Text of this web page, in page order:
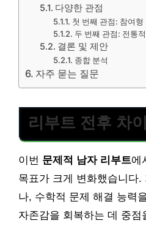
다양한 관점
첫 번째 관점: 참여형
두 번째 관점: 전통
결론 및 제안
종합 분석
자주 묻는 질문
리부트 전후 차
이번 문제적 남자 리부트에
목표가 크게 변화했습니다.
나, 수학적 문제 해결 능력
자존감을 회복하는 데 중